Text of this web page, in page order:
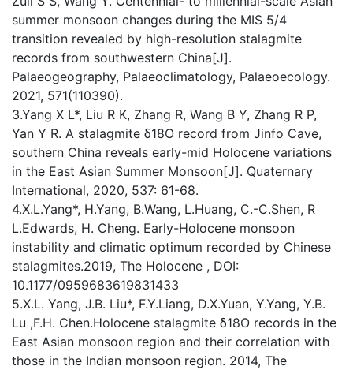
summer monsoon changes during the MIS 5/4
transition revealed by high-resolution stalagmite
records from southwestern China[J].
Palaeogeography, Palaeoclimatology, Palaeoecology.
2021, 571(110390).
3.Yang X L*, Liu R K, Zhang R, Wang B Y, Zhang R P,
Yan Y R. A stalagmite δ18O record from Jinfo Cave,
southern China reveals early-mid Holocene variations
in the East Asian Summer Monsoon[J]. Quaternary
International, 2020, 537: 61-68.
4.X.L.Yang*, H.Yang, B.Wang, L.Huang, C.-C.Shen, R
L.Edwards, H. Cheng. Early-Holocene monsoon
instability and climatic optimum recorded by Chinese
stalagmites.2019, The Holocene , DOI:
10.1177/0959683619831433
5.X.L. Yang, J.B. Liu*, F.Y.Liang, D.X.Yuan, Y.Yang, Y.B.
Lu ,F.H. Chen.Holocene stalagmite δ18O records in the
East Asian monsoon region and their correlation with
those in the Indian monsoon region. 2014, The